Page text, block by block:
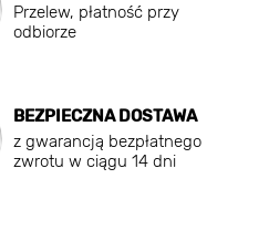
Przelew, płatność przy
odbiorze
BEZPIECZNA DOSTAWA
z gwarancją bezpłatnego
zwrotu w ciągu 14 dni